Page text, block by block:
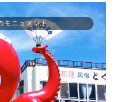
モニュメント